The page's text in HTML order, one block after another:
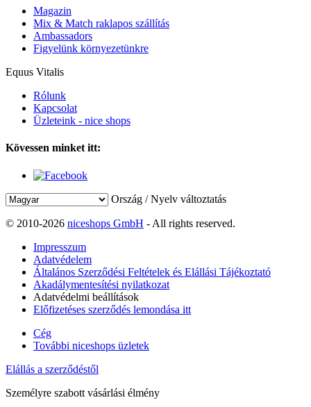
Magazin
Mix & Match raklapos szállítás
Ambassadors
Figyelünk környezetünkre
Equus Vitalis
Rólunk
Kapcsolat
Üzleteink - nice shops
Kövessen minket itt:
Ország / Nyelv változtatás
© 2010-2026 niceshops GmbH - All rights reserved.
Impresszum
Adatvédelem
Általános Szerződési Feltételek és Elállási Tájékoztató
Akadálymentesítési nyilatkozat
Adatvédelmi beállítások
Előfizetéses szerződés lemondása itt
Cég
További niceshops üzletek
Elállás a szerződéstől
Személyre szabott vásárlási élmény